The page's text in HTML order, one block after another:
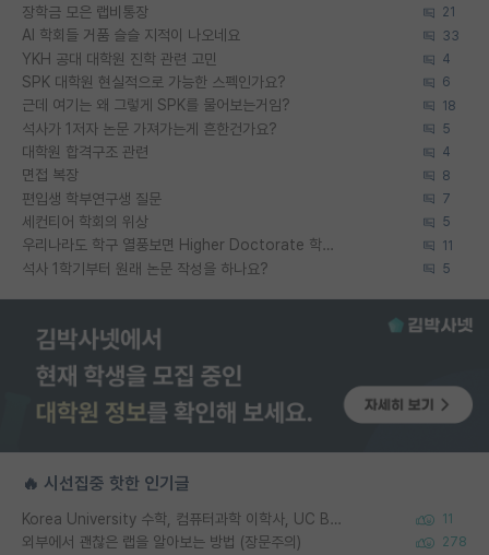
장학금 모은 랩비통장 21
AI 학회들 거품 슬슬 지적이 나오네요 33
YKH 공대 대학원 진학 관련 고민 4
SPK 대학원 현실적으로 가능한 스펙인가요? 6
근데 여기는 왜 그렇게 SPK를 물어보는거임? 18
석사가 1저자 논문 가져가는게 흔한건가요? 5
대학원 합격구조 관련 4
면접 복장 8
편입생 학부연구생 질문 7
세컨티어 학회의 위상 5
우리나라도 학구 열풍보면 Higher Doctorate 학위가 필요하다고 봅니다. 11
석사 1학기부터 원래 논문 작성을 하나요? 5
🔥 시선집중 핫한 인기글
Korea University 수학, 컴퓨터과학 이학사, UC Berkeley 산업공학 대학원 공학박사가 되는 것은 쉽지 않겠죠? 11
외부에서 괜찮은 랩을 알아보는 방법 (장문주의) 278